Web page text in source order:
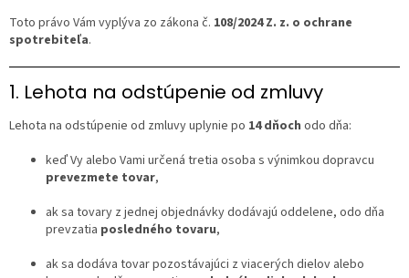
AKCIE
🔥
MAXI
🔥
Parfémy
články
Vrátenie
Toto právo Vám vyplýva zo zákona č. 108/2024 Z. z. o ochrane
spotrebiteľa.
1. Lehota na odstúpenie od zmluvy
Lehota na odstúpenie od zmluvy uplynie po 14 dňoch odo dňa:
keď Vy alebo Vami určená tretia osoba s výnimkou dopravcu
prevezmete tovar,
ak sa tovary z jednej objednávky dodávajú oddelene, odo dňa
prevzatia posledného tovaru,
ak sa dodáva tovar pozostávajúci z viacerých dielov alebo